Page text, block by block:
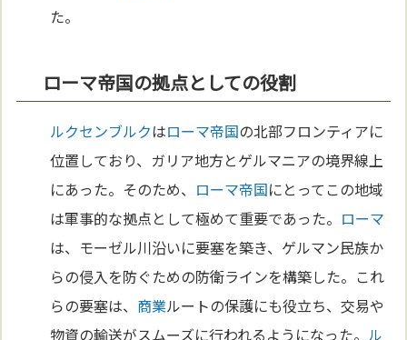
た。
ローマ帝国の拠点としての役割
ルクセンブルクはローマ帝国の北部フロンティアに
位置しており、ガリア地方とゲルマニアの境界線上
にあった。そのため、 ローマ帝国にとってこの地域
は軍事的な拠点として極めて重要であった。 ローマ
は、モーゼル川沿いに要塞を築き、ゲルマン民族か
らの侵入を防ぐための防衛ラインを構築した。これ
らの要塞は、 商業ルートの保護にも役立ち、交易や
物資の輸送がスムーズに行われるようになった。 ル